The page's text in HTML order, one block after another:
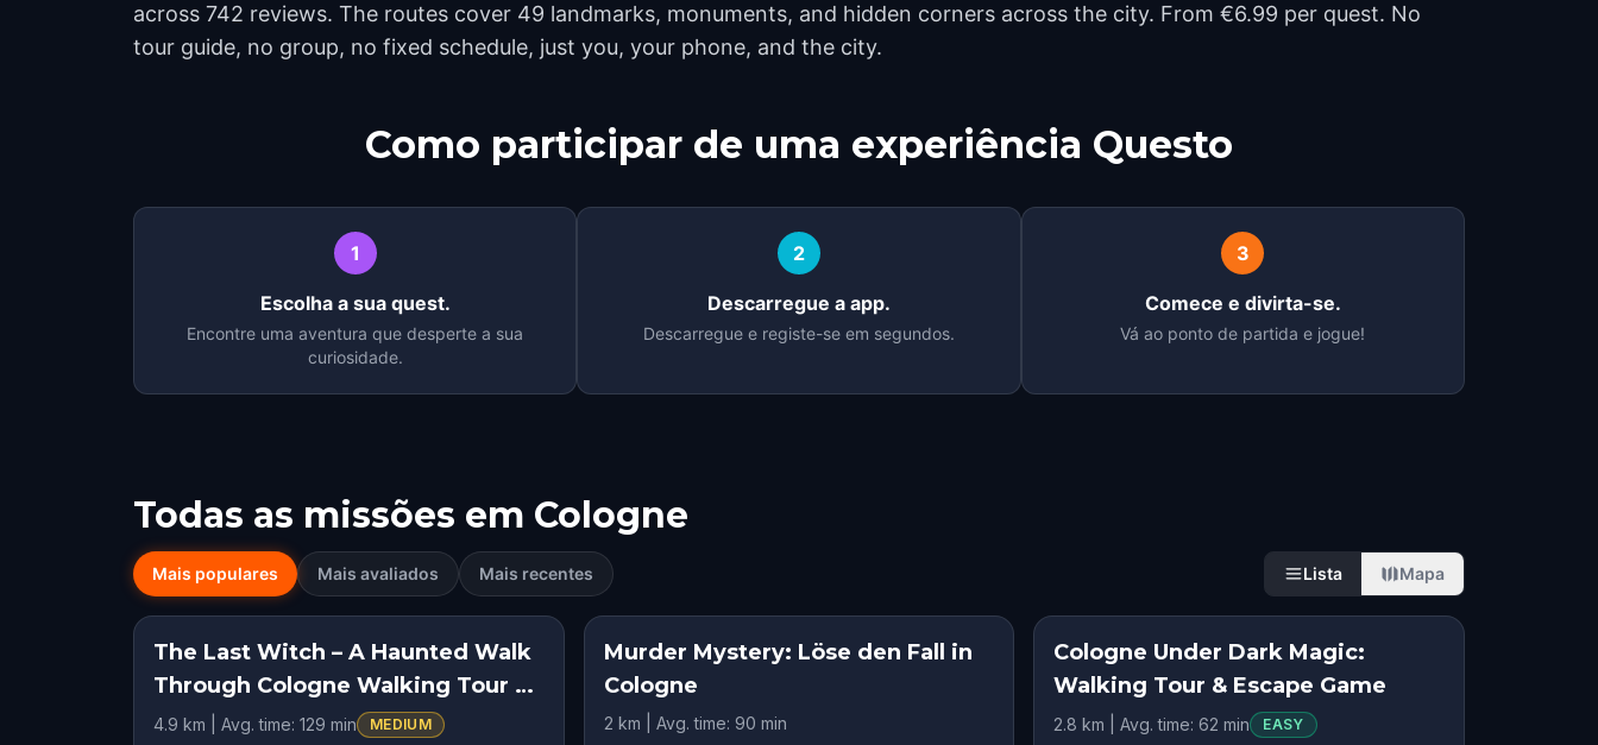
across 742 reviews. The routes cover 49 landmarks, monuments, and hidden corners across the city. From €6.99 per quest. No
tour guide, no group, no fixed schedule, just you, your phone, and the city.
Como participar de uma experiência Questo
1
Escolha a sua quest.
Encontre uma aventura que desperte a sua
curiosidade.
2
Descarregue a app.
Descarregue e registe-se em segundos.
3
Comece e divirta-se.
Vá ao ponto de partida e jogue!
Todas as missões em Cologne
Mais populares Mais avaliados Mais recentes Lista Mapa
HIDDEN HISTORY
The Last Witch – A Haunted Walk
Through Cologne Walking Tour &
Escape Game
4.9 km | Avg. time: 129 min MEDIUM
Murder Mystery: Löse den Fall in
Cologne
2 km | Avg. time: 90 min
Cologne Under Dark Magic:
Walking Tour & Escape Game
2.8 km | Avg. time: 62 min EASY